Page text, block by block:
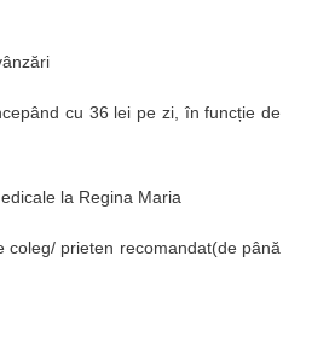
cu 36 lei pe zi, în funcție de
la Regina Maria
coleg/ prieten recomandat(de până